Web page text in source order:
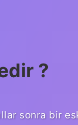
?
sonra bir